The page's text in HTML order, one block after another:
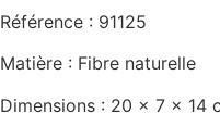
Référence : 91125
Matière : Fibre naturelle
Dimensions : 20 x 7 x 14